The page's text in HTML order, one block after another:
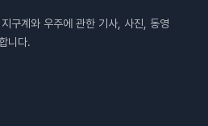
구계와 우주에 관한 기사, 사진, 동영
니다.